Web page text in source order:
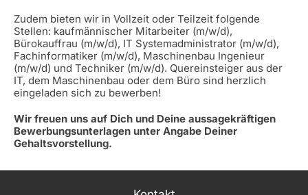
Zudem bieten wir in Vollzeit oder Teilzeit folgende
Stellen: kaufmännischer Mitarbeiter (m/w/d),
Bürokauffrau (m/w/d), IT Systemadministrator (m/w/d),
Fachinformatiker (m/w/d), Maschinenbau Ingenieur
(m/w/d) und Techniker (m/w/d). Quereinsteiger aus der
IT, dem Maschinenbau oder dem Büro sind herzlich
eingeladen sich zu bewerben!
Wir freuen uns auf Dich und Deine aussagekräftigen
Bewerbungsunterlagen unter Angabe Deiner
Gehaltsvorstellung.